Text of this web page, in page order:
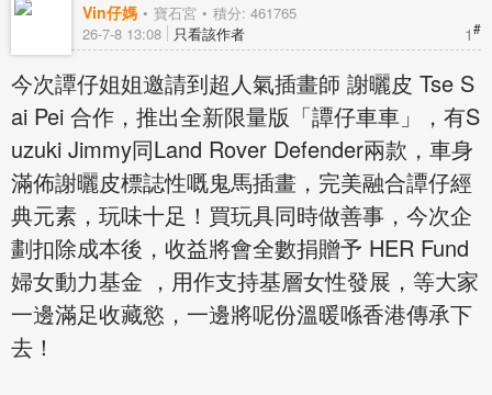
Vin仔媽 寶石宮 積分: 461765
1#
26-7-8 13:08 只看該作者
今次譚仔姐姐邀請到超人氣插畫師 謝曬皮 Tse S
ai Pei 合作，推出全新限量版「譚仔車車」，有S
uzuki Jimmy同Land Rover Defender兩款，車身
滿佈謝曬皮標誌性嘅鬼馬插畫，完美融合譚仔經
典元素，玩味十足！買玩具同時做善事，今次企
劃扣除成本後，收益將會全數捐贈予 HER Fund
婦女動力基金 ，用作支持基層女性發展，等大家
一邊滿足收藏慾，一邊將呢份溫暖喺香港傳承下
去！